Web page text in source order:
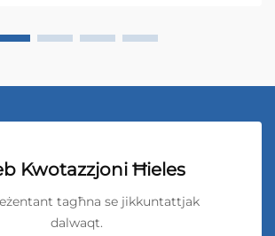
Kwotazzjoni Ħieles
tagħna se jikkuntattjak
dalwaqt.